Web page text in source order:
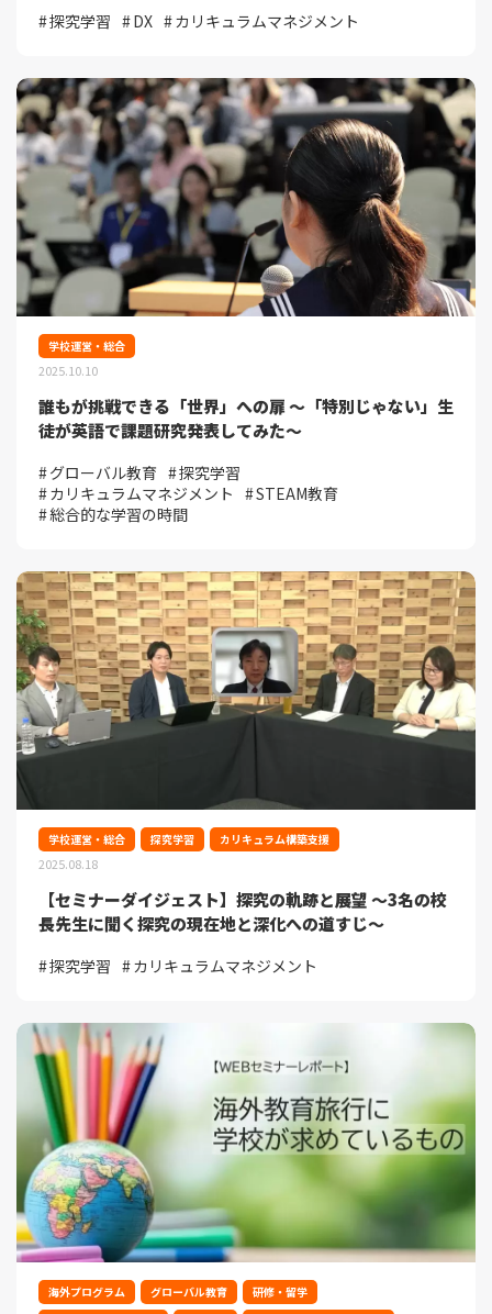
探究学習 DX カリキュラムマネジメント
学校運営・総合
2025.10.10
誰もが挑戦できる「世界」への扉 ～「特別じゃない」生
徒が英語で課題研究発表してみた～
グローバル教育
探究学習
カリキュラムマネジメント
STEAM教育
総合的な学習の時間
学校運営・総合 探究学習 カリキュラム構築支援
2025.08.18
【セミナーダイジェスト】探究の軌跡と展望 ～3名の校
長先生に聞く探究の現在地と深化への道すじ～
探究学習 カリキュラムマネジメント
海外プログラム グローバル教育
研修・留学